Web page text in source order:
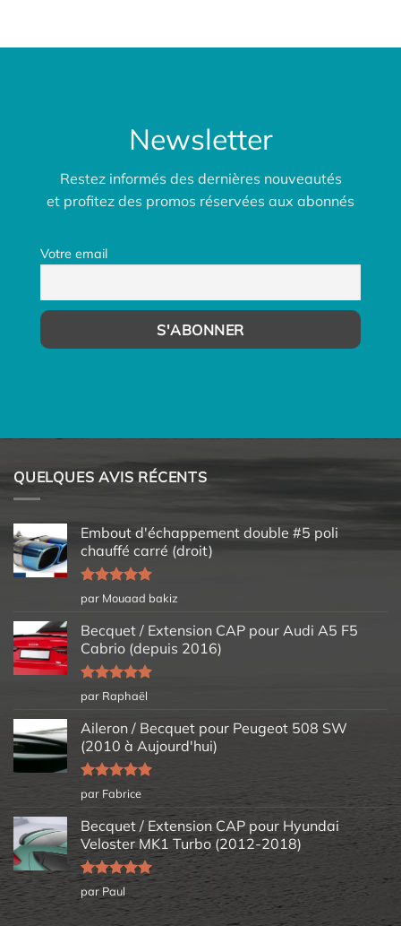
Newsletter
Restez informés des dernières nouveautés
et profitez des promos réservées aux abonnés
Votre email
QUELQUES AVIS RÉCENTS
Embout d'échappement double #5 poli
chauffé carré (droit)
Note5sur
5
par Mouaad bakiz
Becquet / Extension CAP pour Audi A5 F5
Cabrio (depuis 2016)
Note5sur
5
par Raphaël
Aileron / Becquet pour Peugeot 508 SW
(2010 à Aujourd'hui)
Note5sur
5
par Fabrice
Becquet / Extension CAP pour Hyundai
Veloster MK1 Turbo (2012-2018)
Note5sur
5
par Paul